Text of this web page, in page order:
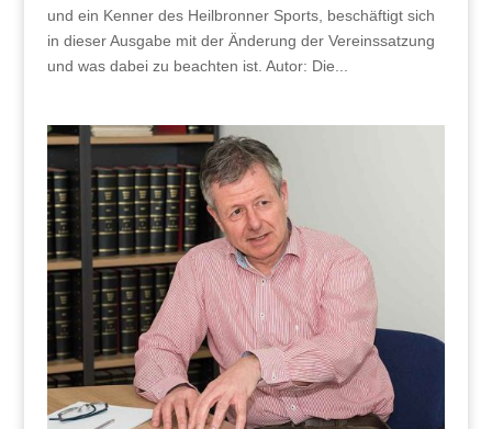
und ein Kenner des Heilbronner Sports, beschäftigt sich
in dieser Ausgabe mit der Änderung der Vereinssatzung
und was dabei zu beachten ist. Autor: Die...